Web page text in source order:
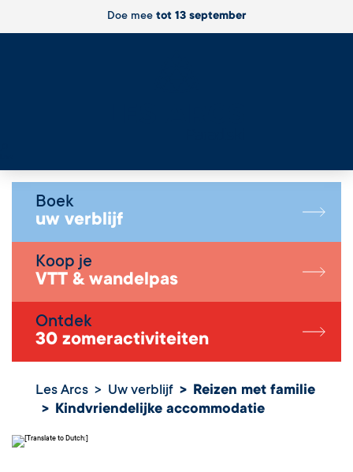
Doe mee tot 13 september
Boek
uw verblijf
Koop je
VTT & wandelpas
Ontdek
30 zomeractiviteiten
Les Arcs Uw verblijf
Reizen met familie
Kindvriendelijke accommodatie